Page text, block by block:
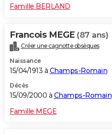
Famille BERLAND
Francois MEGE (87 ans)
Créer une cagnotte obsèques
Naissance
15/04/1913 à Champs-Romain
Décès
15/09/2000 à Champs-Romain
Famille MEGE